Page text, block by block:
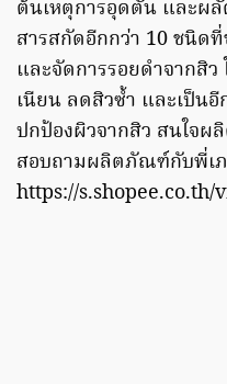
ต้นเหตุการอุดตัน และผ
สารสกัดอีกกว่า 10 ชนิด
และจัดการรอยดำจากสิว
เนียน ลดสิวซ้ำ และเป็น
ปกป้องผิวจากสิว สนใจ
สอบถามผลิตภัณฑ์กับพี่เ
https://s.shopee.co.th/